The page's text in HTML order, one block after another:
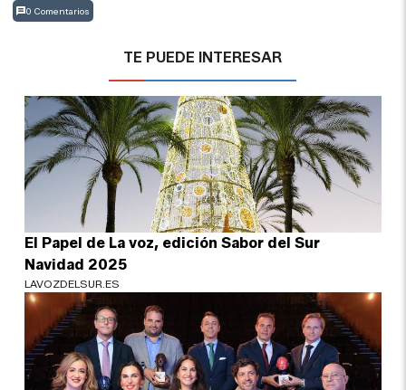
0 Comentarios
TE PUEDE INTERESAR
El Papel de La voz, edición Sabor del Sur
Navidad 2025
LAVOZDELSUR.ES